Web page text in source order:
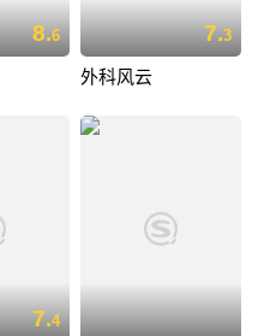
8.6 7.3
外科风云
7.4